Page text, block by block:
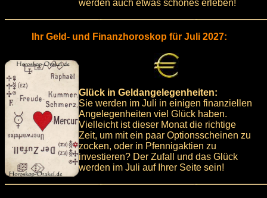
werden auch etwas schönes erleben!
Ihr Geld- und Finanzhoroskop für Juli 2027:
Glück in Geldangelegenheiten:
Sie werden im Juli in einigen finanziellen
Angelegenheiten viel Glück haben.
Vielleicht ist dieser Monat die richtige
Zeit, um mit ein paar Optionsscheinen zu
zocken, oder in Pfennigaktien zu
investieren? Der Zufall und das Glück
werden im Juli auf Ihrer Seite sein!